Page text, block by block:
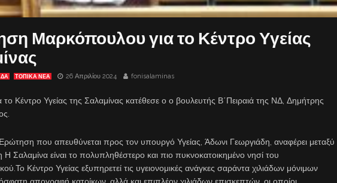
Μαρκόπουλου για το Κέντρο Υγείας
ΤΟΠΙΚΑ ΝΕΑ 26 Απριλίου 2024 fonisalaminas
Κέντρο Υγείας της Σαλαμίνας κατέθεσε ο ο βουλευτής Β΄Πειραιά της ΝΔ, Δημήτρης
που απευθύνεται προς τον υπουργό Υγείας, Άδωνι Γεωργιάδη, αναφέρει μεταξύ
Η Σαλαμίνα είναι το πολυπληθέστερο και πιο πυκνοκατοικημένο νησί του
Κέντρο Υγείας εξυπηρετεί τις υγειονομικές ανάγκες σαράντα χιλιάδων μόνιμων